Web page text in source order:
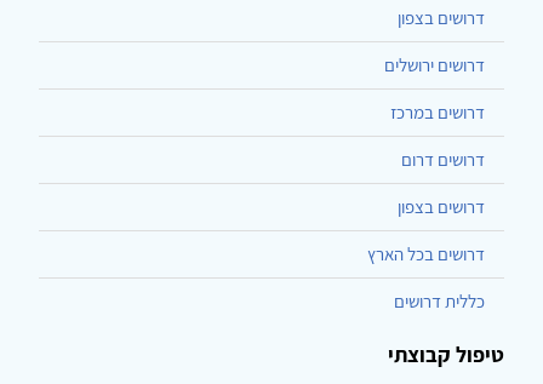
דרושים בצפון
דרושים ירושלים
דרושים במרכז
דרושים דרום
דרושים בצפון
דרושים בכל הארץ
כללית דרושים
טיפול קבוצתי